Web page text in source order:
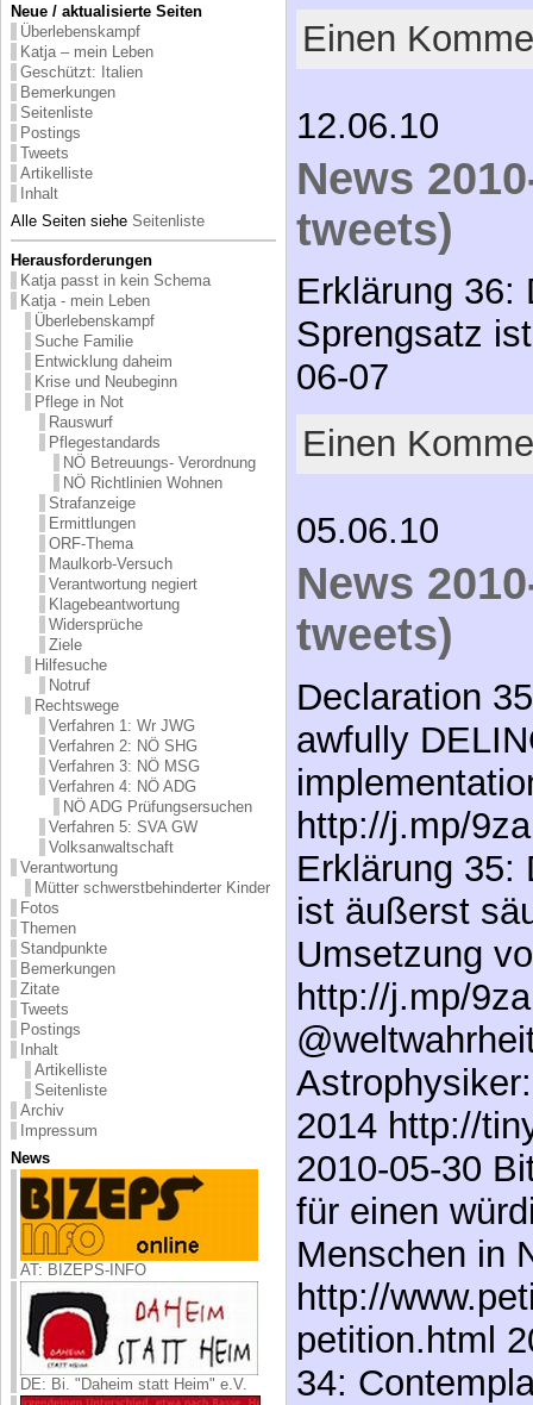
Neue / aktualisierte Seiten
Überlebenskampf
Katja – mein Leben
Geschützt: Italien
Bemerkungen
Seitenliste
Postings
Tweets
Artikelliste
Inhalt
Alle Seiten siehe Seitenliste
Herausforderungen
Katja passt in kein Schema
Katja - mein Leben
Überlebenskampf
Suche Familie
Entwicklung daheim
Krise und Neubeginn
Pflege in Not
Rauswurf
Pflegestandards
NÖ Betreuungs- Verordnung
NÖ Richtlinien Wohnen
Strafanzeige
Ermittlungen
ORF-Thema
Maulkorb-Versuch
Verantwortung negiert
Klagebeantwortung
Widersprüche
Ziele
Hilfesuche
Notruf
Rechtswege
Verfahren 1: Wr JWG
Verfahren 2: NÖ SHG
Verfahren 3: NÖ MSG
Verfahren 4: NÖ ADG
NÖ ADG Prüfungsersuchen
Verfahren 5: SVA GW
Volksanwaltschaft
Verantwortung
Mütter schwerstbehinderter Kinder
Fotos
Themen
Standpunkte
Bemerkungen
Zitate
Tweets
Postings
Inhalt
Artikelliste
Seitenliste
Archiv
Impressum
News
AT: BIZEPS-INFO
DE: Bi. "Daheim statt Heim" e.V.
Einen
12.06.10
News
tweets)
Erklärung 36:
Sprengsatz
06-07
Einen
05.06.10
News
tweets)
Declaration
awfully
http://j.mp/
Erklärung 35:
ist äußerst
Umsetzung
http://j.mp/
2014 http://
2010-05-30
für einen
Menschen in
http://
petition.html
34: